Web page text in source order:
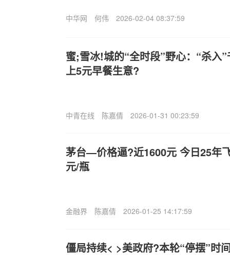
中华网 何伟 2026-02-04 08:37:59
蜜;雪冰!城的“全时段”野心：“杀入
上5元早餐生意?
中青在线 陈嘉倩 2026-01-31 00:23:59
茅台—价格逼?近1600元 今日25年
元/瓶
金融界 陈嘉倩 2026-01-25 14:17:59
僵局持续< >美政府?本轮“停摆”时